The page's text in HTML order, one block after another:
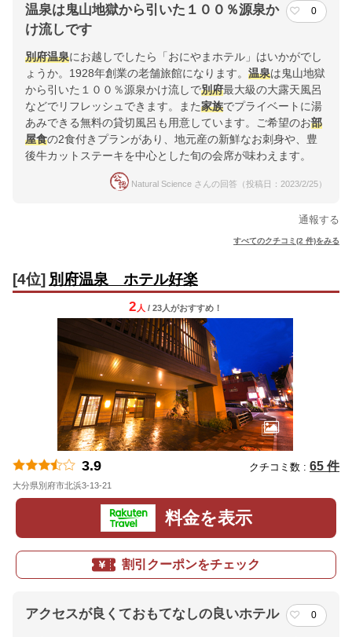
温泉は鬼山地獄から引いた１００％源泉か
け流しです
0
別府温泉にお越しでしたら「おにやまホテル」はいかがでし
ょうか。1928年創業の老舗旅館になります。 温泉は鬼山地獄
から引いた１００％源泉かけ流しで別府最大級の大露天風呂
などでリフレッシュできます。また家族でプライベートに湯
あみできる無料の貸切風呂も用意しています。ご希望のお部
屋食の2食付きプランがあり、地元産の新鮮なお刺身や、豊
後牛カットステーキを中心とした旬の会席が味わえます。
Natural Science さんの回答（投稿日：2023/2/25）
通報する
すべてのクチコミ(2 件)をみる
[4位] 別府温泉 ホテル好楽
2 人 / 23人がおすすめ！
3.9 クチコミ数 : 65 件
大分県別府市北浜3-13-21
料金を表示
割引クーポンをチェック
アクセスが良くておもてなしの良いホテル 0